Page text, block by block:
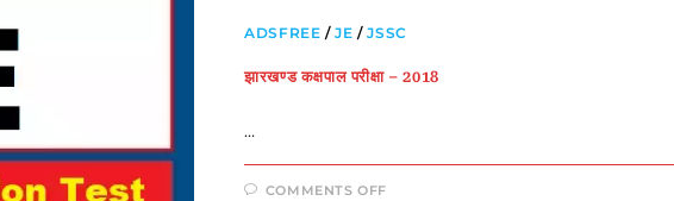
ADSFREE /JE /JSSC
झारखण्ड कक्षपाल परीक्षा – 2018
…
COMMENTS OFF